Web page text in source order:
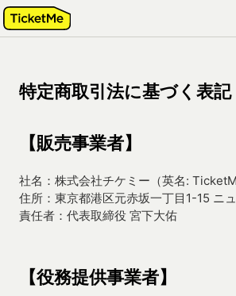
特定商取引法に基づく表記
【販売事業者】
社名：株式会社チケミー（英名:
住所：東京都港区元赤坂一丁目1-15 ニ
責任者：代表取締役 宮下大佑
【役務提供事業者】